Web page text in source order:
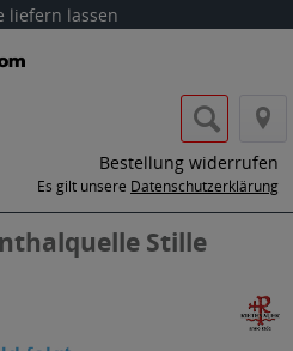
liefern lassen
Bestellung widerrufen
Es gilt unsere Datenschutzerklärung
Stille